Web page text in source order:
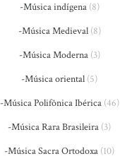
-Música indígena(8)
-Música Medieval(8)
-Música Moderna(3)
-Música oriental (5)
-Música Polifônica Ibérica(46)
-Música Rara Brasileira (3)
-Música Sacra Ortodoxa (10)